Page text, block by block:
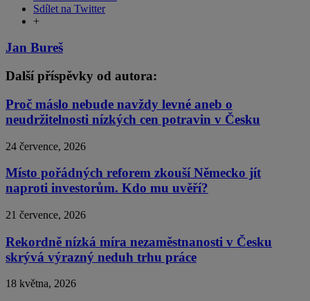
Sdílet na Twitter
+
Jan Bureš
Další příspěvky od autora:
Proč máslo nebude navždy levné aneb o
neudržitelnosti nízkých cen potravin v Česku
24 července, 2026
Místo pořádných reforem zkouší Německo jít
naproti investorům. Kdo mu uvěří?
21 července, 2026
Rekordně nízká míra nezaměstnanosti v Česku
skrývá výrazný neduh trhu práce
18 května, 2026